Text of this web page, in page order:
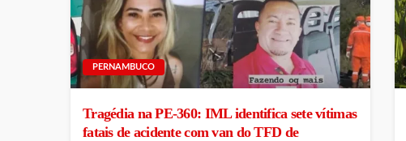
PERNAMBUCO
Tragédia na PE-360: IML identifica sete vítimas
fatais de acidente com van do TFD de